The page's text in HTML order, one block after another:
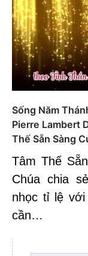
Sống Năm
Pierre Lambert
Thế Sẵn Sàng
Tâm Thế
Chúa chia
nhọc tỉ lệ
cần…